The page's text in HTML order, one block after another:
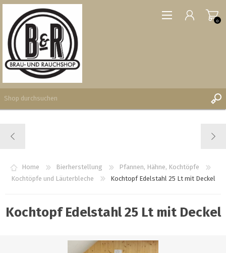
WUNSCHLISTE
0
0
Home Bierherstellung
Pfannen, Hähne, Kochtöpfe
Kochtöpfe und Läuterbleche
Kochtopf Edelstahl 25 Lt mit Deckel
Kochtopf Edelstahl 25 Lt mit Deckel